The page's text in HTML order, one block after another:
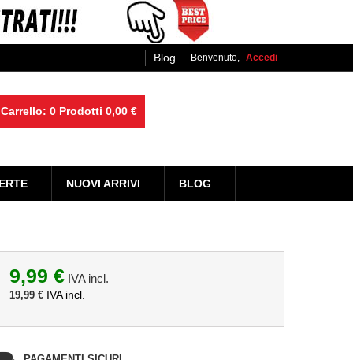
Blog Benvenuto, Accedi
Carrello: 0 Prodotti 0,00 €
NUOVI ARRIVI BLOG
9,99 €IVA incl.
19,99 €IVA incl.